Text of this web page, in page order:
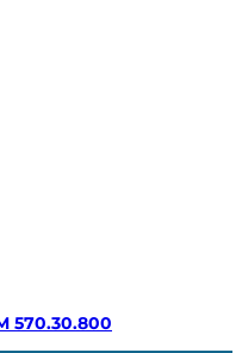
570.30.800